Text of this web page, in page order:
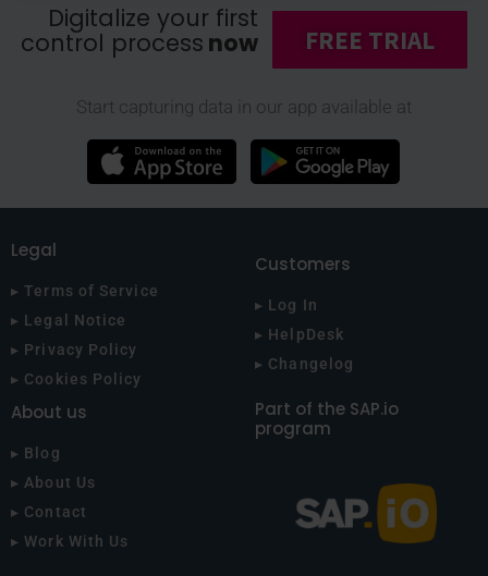
Digitalize your first
control process now FREE TRIAL
Start capturing data in our app available at
Part of the SAP.io
program
About us
▸ Blog
▸ About Us
▸ Contact
▸ Work With Us
Customers
▸ Log In
▸ HelpDesk
▸ Changelog
Legal
▸ Terms of Service
▸ Legal Notice
▸ Privacy Policy
▸ Cookies Policy